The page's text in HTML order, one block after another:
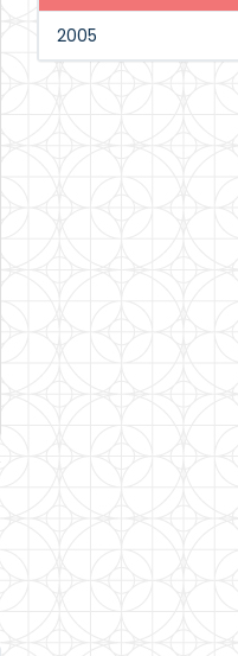
2005